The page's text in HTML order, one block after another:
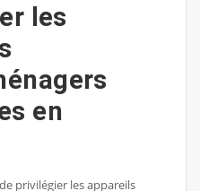
les
en
privilégier les appareils